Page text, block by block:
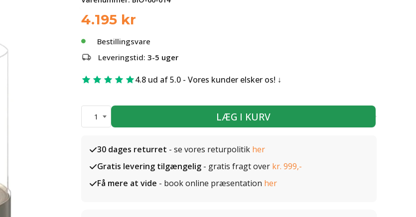
4.195 kr
Bestillingsvare
Leveringstid: 3-5 uger
4.8 ud af 5.0 - Vores kunder elsker os!
1 LÆG I KURV
30 dages returret - se vores returpolitik her
Gratis levering tilgængelig - gratis fragt over kr. 999,-
Få mere at vide - book online præsentation her